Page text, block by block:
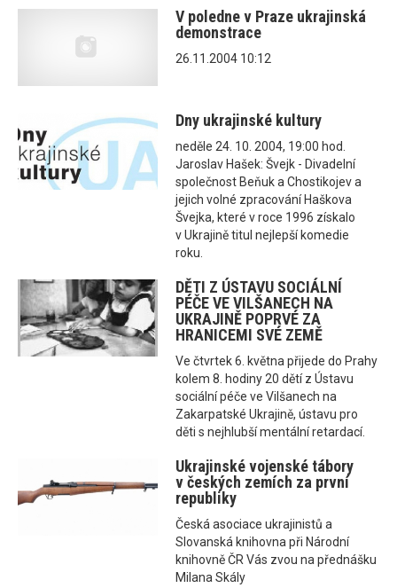
V poledne v Praze ukrajinská
demonstrace
26.11.2004 10:12
Dny ukrajinské kultury
neděle 24. 10. 2004, 19:00 hod.
Jaroslav Hašek: Švejk - Divadelní
společnost Beňuk a Chostikojev a
jejich volné zpracování Haškova
Švejka, které v roce 1996 získalo
v Ukrajině titul nejlepší komedie
roku.
DĚTI Z ÚSTAVU SOCIÁLNÍ
PÉČE VE VILŠANECH NA
UKRAJINĚ POPRVÉ ZA
HRANICEMI SVÉ ZEMĚ
Ve čtvrtek 6. května přijede do Prahy
kolem 8. hodiny 20 dětí z Ústavu
sociální péče ve Vilšanech na
Zakarpatské Ukrajině, ústavu pro
děti s nejhlubší mentální retardací.
Ukrajinské vojenské tábory
v českých zemích za první
republiky
Česká asociace ukrajinistů a
Slovanská knihovna při Národní
knihovně ČR Vás zvou na přednášku
Milana Skály